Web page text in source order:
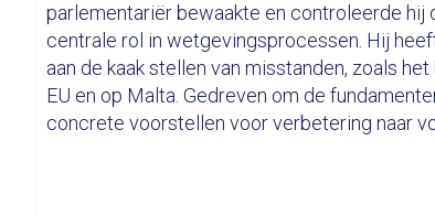
parlementariër bewaakte en controleerde hij
centrale rol in wetgevingsprocessen. Hij
aan de kaak stellen van misstanden, zoals
EU en op Malta. Gedreven om de
concrete voorstellen voor verbetering naar